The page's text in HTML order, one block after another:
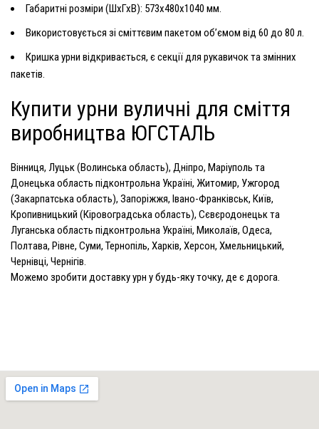
Габаритні розміри (ШхГхВ): 573х480х1040 мм.
Використовується зі сміттєвим пакетом об’ємом від 60 до 80 л.
Кришка урни відкривається, є секції для рукавичок та змінних
пакетів.
Купити урни вуличні для сміття
виробництва ЮГСТАЛЬ
Вінниця, Луцьк (Волинська область), Дніпро, Маріуполь та
Донецька область підконтрольна Україні, Житомир, Ужгород
(Закарпатська область), Запоріжжя, Івано-Франківськ, Київ,
Кропивницький (Кіровоградська область), Сєвєродонецьк та
Луганська область підконтрольна Україні, Миколаїв, Одеса,
Полтава, Рівне, Суми, Тернопіль, Харків, Херсон, Хмельницький,
Чернівці, Чернігів.
Можемо зробити доставку урн у будь-яку точку, де є дорога.